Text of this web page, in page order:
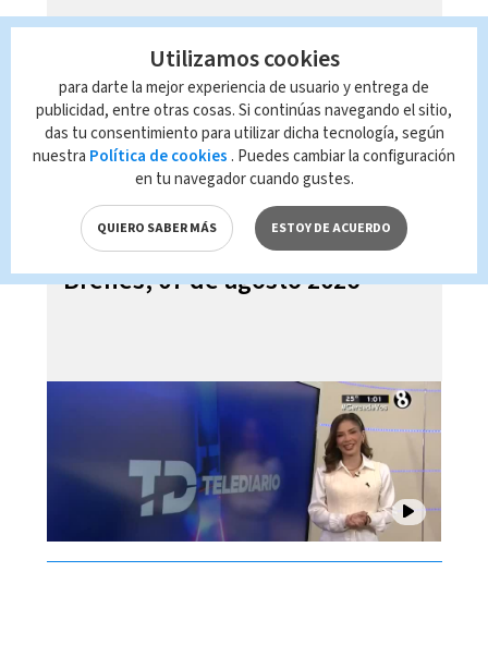
Telediario En Directo con Paula
Brenes, 07 de agosto 2026
Utilizamos cookies
para darte la mejor experiencia de usuario y entrega de
publicidad, entre otras cosas. Si continúas navegando el sitio,
das tu consentimiento para utilizar dicha tecnología, según
nuestra Política de cookies . Puedes cambiar la configuración
en tu navegador cuando gustes.
QUIERO SABER MÁS ESTOY DE ACUERDO